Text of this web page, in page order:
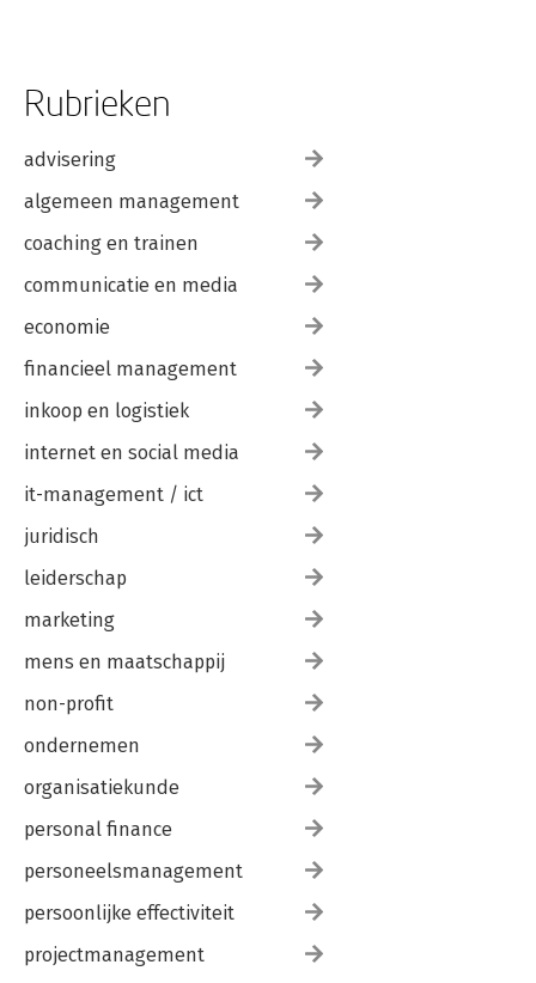
Rubrieken
advisering
algemeen management
coaching en trainen
communicatie en media
economie
financieel management
inkoop en logistiek
internet en social media
it-management / ict
juridisch
leiderschap
marketing
mens en maatschappij
non-profit
ondernemen
organisatiekunde
personal finance
personeelsmanagement
persoonlijke effectiviteit
projectmanagement